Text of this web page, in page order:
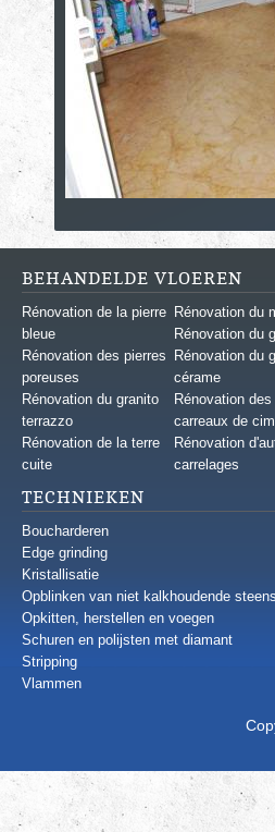
BEHANDELDE VLOEREN
Rénovation de la pierre
bleue
Rénovation du
Rénovation du
Rénovation des pierres
poreuses
Rénovation du
cérame
Rénovation du granito
terrazzo
Rénovation des
carreaux de
Rénovation de la terre
cuite
Rénovation
carrelages
TECHNIEKEN
Boucharderen
Edge grinding
Kristallisatie
Opblinken van niet kalkhoudende
Opkitten, herstellen en voegen
Schuren en polijsten met diamant
Stripping
Vlammen